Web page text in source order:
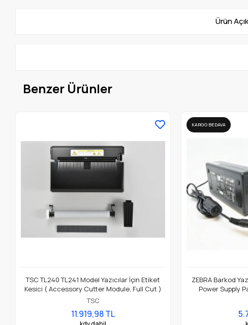
Ürün
Benzer Ürünler
TSC TL240 TL241 Model Yazıcılar İçin Etiket
Kesici ( Accessory Cutter Module, Full Cut )
TSC
11.919,98 TL
KARGO BEDAVA
ZEBRA Barkod
Power Supply